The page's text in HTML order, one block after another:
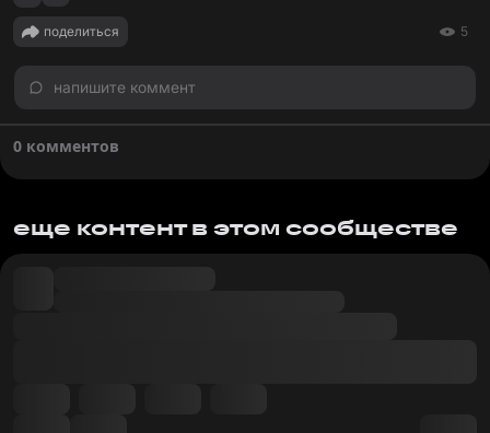
поделиться 5
напишите коммент
0 комментов
еще контент в этом сообществе